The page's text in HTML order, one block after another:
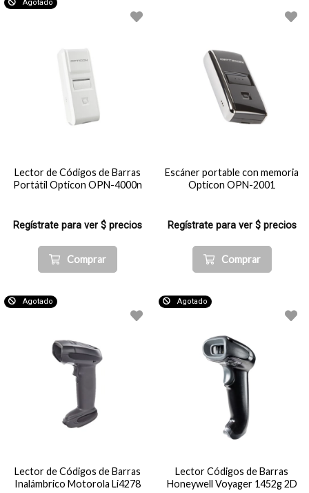
Agotado
Lector de Códigos de Barras
Portátil Opticon OPN-4000n
Regístrate para ver $ precios
Comprar
Escáner portable con memoria
Opticon OPN-2001
Regístrate para ver $ precios
Comprar
Agotado
Lector de Códigos de Barras
Inalámbrico Motorola Li4278
Agotado
Lector Códigos de Barras
Honeywell Voyager 1452g 2D